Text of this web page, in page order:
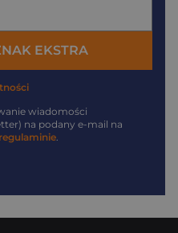
EKSTRA
wiadomości
na podany e-mail na
regulaminie.